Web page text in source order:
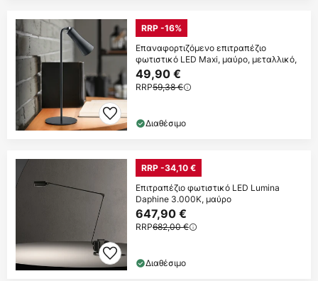
RRP -16%
Επαναφορτιζόμενο επιτραπέζιο
φωτιστικό LED Maxi, μαύρο, μεταλλικό,
49,90 €
RRP59,38 €
Διαθέσιμο
RRP -34,10 €
Επιτραπέζιο φωτιστικό LED Lumina
Daphine 3.000K, μαύρο
647,90 €
RRP682,00 €
Διαθέσιμο